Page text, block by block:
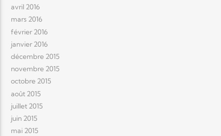
avril 2016
mars 2016
février 2016
janvier 2016
décembre 2015
novembre 2015
octobre 2015
août 2015
juillet 2015
juin 2015
mai 2015